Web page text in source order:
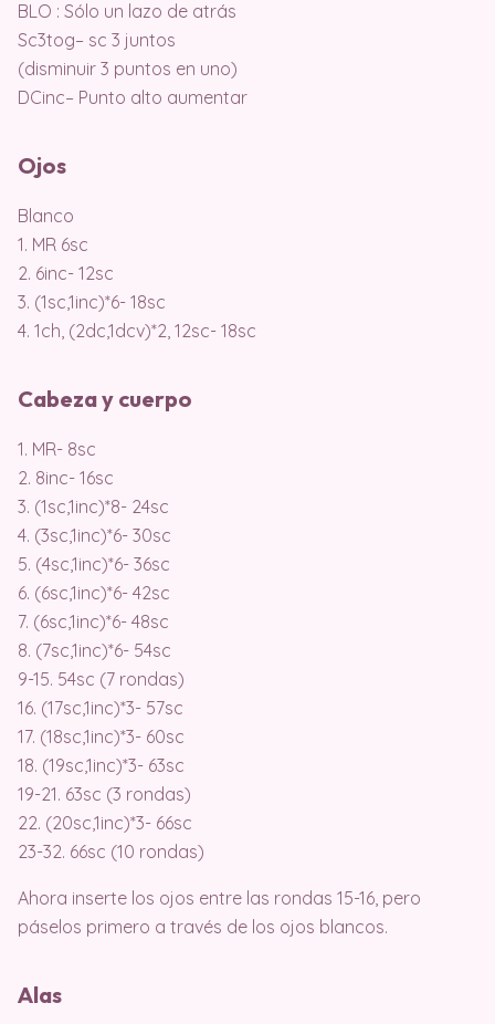
BLO : Sólo un lazo de atrás
Sc3tog– sc 3 juntos
(disminuir 3 puntos en uno)
DCinc– Punto alto aumentar
Ojos
Blanco
1. MR 6sc
2. 6inc- 12sc
3. (1sc,1inc)*6- 18sc
4. 1ch, (2dc,1dcv)*2, 12sc- 18sc
Cabeza y cuerpo
1. MR- 8sc
2. 8inc- 16sc
3. (1sc,1inc)*8- 24sc
4. (3sc,1inc)*6- 30sc
5. (4sc,1inc)*6- 36sc
6. (6sc,1inc)*6- 42sc
7. (6sc,1inc)*6- 48sc
8. (7sc,1inc)*6- 54sc
9-15. 54sc (7 rondas)
16. (17sc,1inc)*3- 57sc
17. (18sc,1inc)*3- 60sc
18. (19sc,1inc)*3- 63sc
19-21. 63sc (3 rondas)
22. (20sc,1inc)*3- 66sc
23-32. 66sc (10 rondas)
Ahora inserte los ojos entre las rondas 15-16, pero
páselos primero a través de los ojos blancos.
Alas